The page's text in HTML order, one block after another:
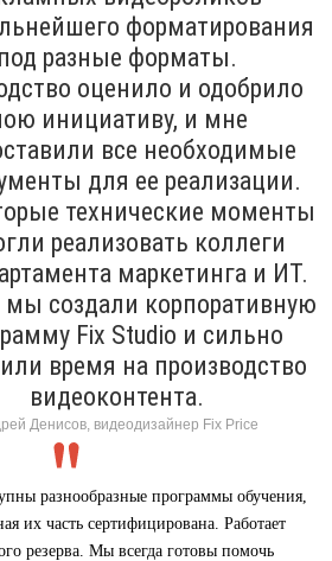
форматирования
под разные форматы.
оценило и одобрило
инициативу, и мне
все необходимые
для ее реализации.
технические моменты
реализовать коллеги
маркетинга и ИТ.
мы создали корпоративную
Fix Studio и сильно
время на производство
видеоконтента.
Денисов, видеодизайнер Fix Price
разнообразные программы обучения,
их часть сертифицирована. Работает
резерва. Мы всегда готовы помочь